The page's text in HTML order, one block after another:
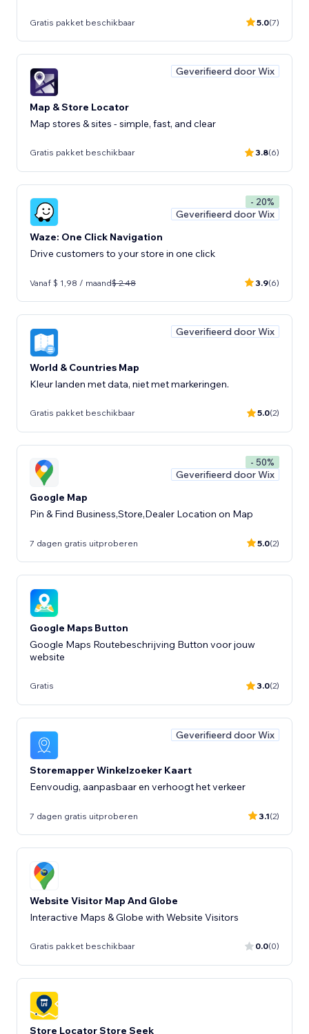
Gratis pakket beschikbaar 5.0(7)
Geverifieerd door Wix
Map & Store Locator
Map stores & sites - simple, fast, and clear
Gratis pakket beschikbaar 3.8(6)
- 20%
Geverifieerd door Wix
Waze: One Click Navigation
Drive customers to your store in one click
Vanaf $ 1,98 / maand$ 2.48 3.9(6)
Geverifieerd door Wix
World & Countries Map
Kleur landen met data, niet met markeringen.
Gratis pakket beschikbaar 5.0(2)
- 50%
Geverifieerd door Wix
Google Map
Pin & Find Business,Store,Dealer Location on Map
7 dagen gratis uitproberen 5.0(2)
Google Maps Button
Google Maps Routebeschrijving Button voor jouw
website
Gratis 3.0(2)
Geverifieerd door Wix
Storemapper Winkelzoeker Kaart
7 dagen gratis uitproberen 3.1(2)
Website Visitor Map And Globe
Interactive Maps & Globe with Website Visitors
Gratis pakket beschikbaar 0.0(0)
Store Locator Store Seek